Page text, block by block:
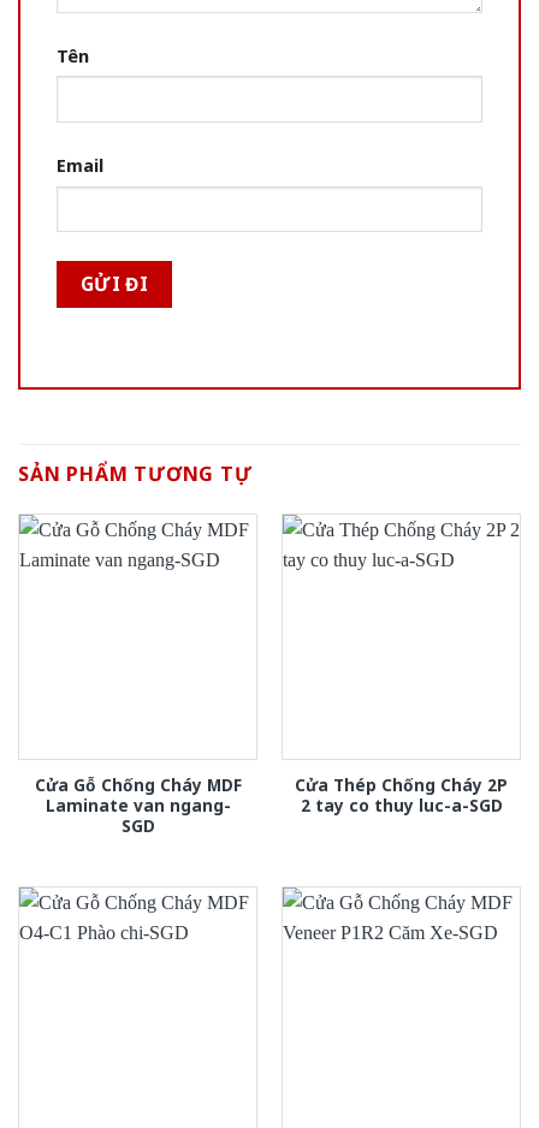
Tên
Email
SẢN PHẨM TƯƠNG TỰ
Cửa Gỗ Chống Cháy MDF
Laminate van ngang-
SGD
Cửa Thép Chống Cháy 2P
2 tay co thuy luc-a-SGD